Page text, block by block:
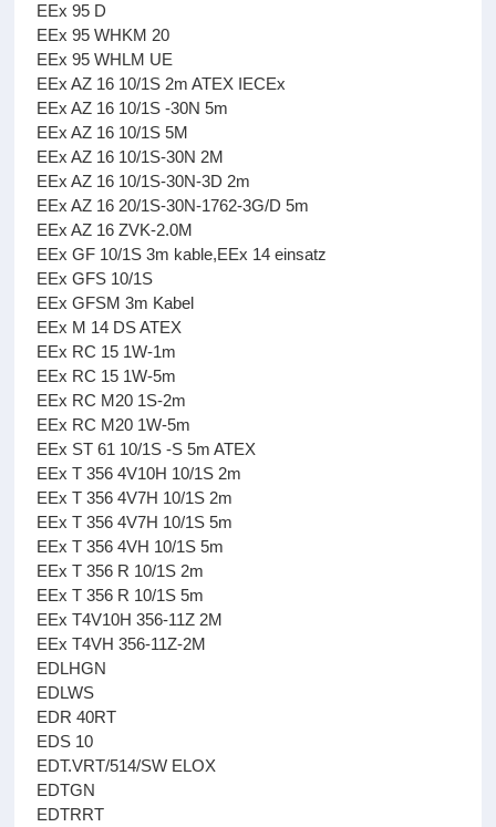
EEx 95 D
EEx 95 WHKM 20
EEx 95 WHLM UE
EEx AZ 16 10/1S 2m ATEX IECEx
EEx AZ 16 10/1S -30N 5m
EEx AZ 16 10/1S 5M
EEx AZ 16 10/1S-30N 2M
EEx AZ 16 10/1S-30N-3D 2m
EEx AZ 16 20/1S-30N-1762-3G/D 5m
EEx AZ 16 ZVK-2.0M
EEx GF 10/1S 3m kable,EEx 14 einsatz
EEx GFS 10/1S
EEx GFSM 3m Kabel
EEx M 14 DS ATEX
EEx RC 15 1W-1m
EEx RC 15 1W-5m
EEx RC M20 1S-2m
EEx RC M20 1W-5m
EEx ST 61 10/1S -S 5m ATEX
EEx T 356 4V10H 10/1S 2m
EEx T 356 4V7H 10/1S 2m
EEx T 356 4V7H 10/1S 5m
EEx T 356 4VH 10/1S 5m
EEx T 356 R 10/1S 2m
EEx T 356 R 10/1S 5m
EEx T4V10H 356-11Z 2M
EEx T4VH 356-11Z-2M
EDLHGN
EDLWS
EDR 40RT
EDS 10
EDT.VRT/514/SW ELOX
EDTGN
EDTRRT